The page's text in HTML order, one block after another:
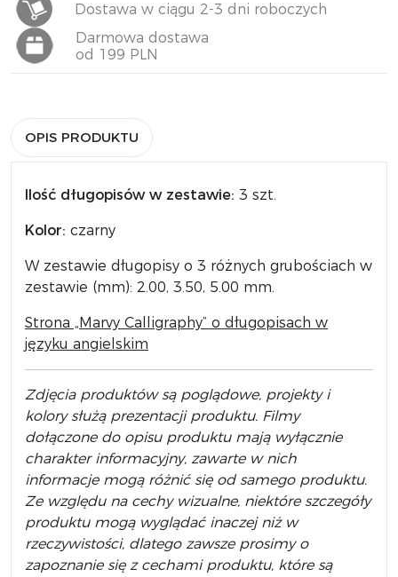
Dostawa w ciągu 2-3 dni roboczych
Darmowa dostawa
od 199 PLN
OPIS PRODUKTU
Ilość długopisów w zestawie: 3 szt.
Kolor: czarny
W zestawie długopisy o 3 różnych grubościach w
zestawie (mm): 2.00, 3.50, 5.00 mm.
Strona „Marvy Calligraphy” o długopisach w
języku angielskim
Zdjęcia produktów są poglądowe, projekty i
kolory służą prezentacji produktu. Filmy
dołączone do opisu produktu mają wyłącznie
charakter informacyjny, zawarte w nich
informacje mogą różnić się od samego produktu.
Ze względu na cechy wizualne, niektóre szczegóły
produktu mogą wyglądać inaczej niż w
rzeczywistości, dlatego zawsze prosimy o
zapoznanie się z cechami produktu, które są